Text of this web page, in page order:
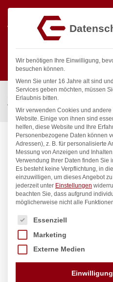
Start / Gastronomiebedarf &
Wassertechnik
Wellnes
Wir benötigen Ihre Einwilligung,
besuchen können.
Wenn Sie unter 16 Jahre alt sind
Services geben möchten, müssen
Erlaubnis bitten.
Wir verwenden Cookies und
Website. Einige von ihnen sind
helfen, diese Website und Ihre
Personenbezogene Daten können
Adressen), z. B. für personalisierte
Messung von Anzeigen und
Verwendung Ihrer Daten finden Sie
Es besteht keine Verpflichtung, in
einzuwilligen, um dieses Angebot
jederzeit unter Einstellungen
beachten Sie, dass aufgrund
möglicherweise nicht alle
Es folgt eine Liste der
Essenziell
Marketing
Externe Medien